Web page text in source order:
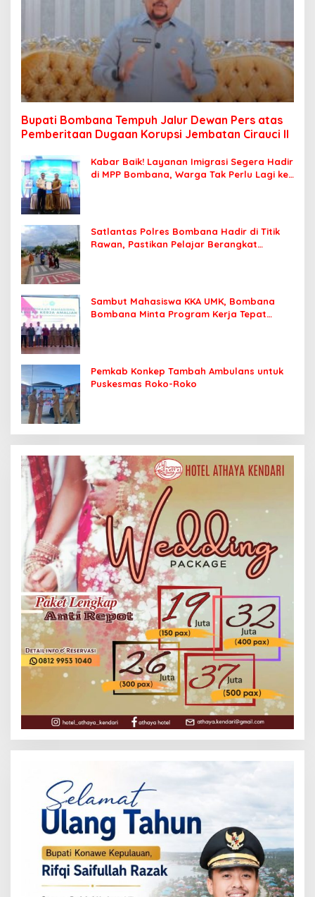
Bupati Bombana Tempuh Jalur Dewan Pers atas
Pemberitaan Dugaan Korupsi Jembatan Cirauci II
Kabar Baik! Layanan Imigrasi Segera Hadir
di MPP Bombana, Warga Tak Perlu Lagi ke
Satlantas Polres Bombana Hadir di Titik
Rawan, Pastikan Pelajar Berangkat
Sambut Mahasiswa KKA UMK, Bombana
Bombana Minta Program Kerja Tepat
Pemkab Konkep Tambah Ambulans untuk
Puskesmas Roko-Roko